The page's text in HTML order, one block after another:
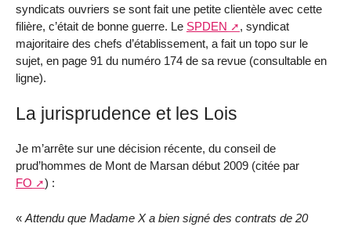
syndicats ouvriers se sont fait une petite clientèle avec cette
filière, c’était de bonne guerre. Le SPDEN
, syndicat
majoritaire des chefs d’établissement, a fait un topo sur le
sujet, en page 91 du numéro 174 de sa revue (consultable en
ligne).
La jurisprudence et les Lois
Je m’arrête sur une décision récente, du conseil de
prud’hommes de Mont de Marsan début 2009 (citée par
FO
) :
« Attendu que Madame X a bien signé des contrats de 20